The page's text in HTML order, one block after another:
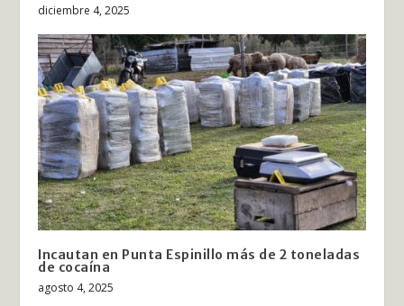
diciembre 4, 2025
Incautan en Punta Espinillo más de 2 toneladas
de cocaína
agosto 4, 2025